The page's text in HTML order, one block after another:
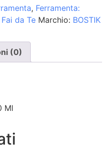
, Ferramenta:
da Te Marchio: BOSTIK
(0)
Ml